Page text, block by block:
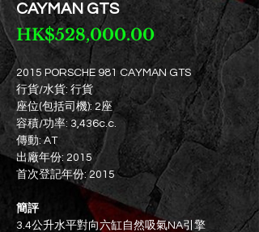
CAYMAN GTS
HK$528,000.00價
格
2015 PORSCHE 981 CAYMAN GTS
行貨/水貨: 行貨
座位(包括司機): 2座
容積/功率: 3,436c.c.
傳動: AT
出廠年份: 2015
首次登記年份: 2015
簡評
3.4公升水平對向六缸自然吸氣NA引擎